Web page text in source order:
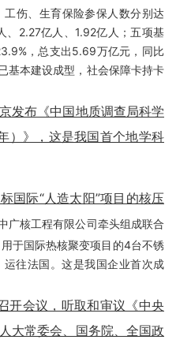
伤、生育保险参保人数分别达
、2.27亿人、1.92亿人；五项基
，总支出5.69万亿元，同比
基本建设成型，社会保障卡持卡
发布《中国地质调查局科学
》，这是我国首个地学科
国际“人造太阳”项目的核压
广核工程有限公司牵头组成联合
于国际热核聚变项目的4台不锈
往法国。这是我国企业首次成
开会议，听取和审议《中央
大常委会、国务院、全国政